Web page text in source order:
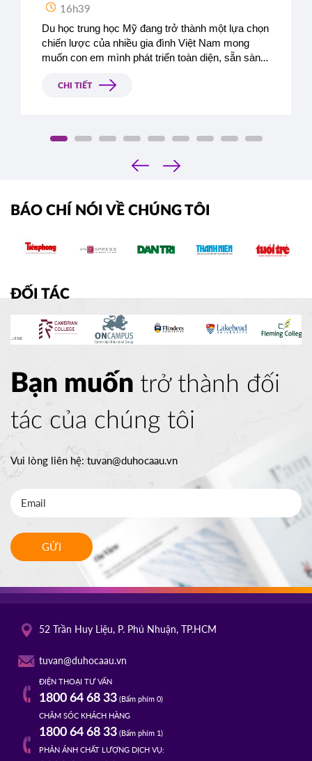
16h39
Du học trung học Mỹ đang trở thành một lựa chọn
chiến lược của nhiều gia đình Việt Nam mong
muốn con em mình phát triển toàn diện, sẵn sàng
đầu, môi trường học tập đa dạng và cơ hội định
CHI TIẾT
‹
›
BÁO CHÍ NÓI VỀ CHÚNG TÔI
ĐỐI TÁC
Bạn muốn trở thành đối
tác của chúng tôi
Vui lòng liên hệ:tuvan@duhocaau.vn
GỬI
52 Trần Huy Liệu, P. Phú Nhuận, TP.HCM
tuvan@duhocaau.vn
ĐIỆN THOẠI TƯ VẤN
1800 64 68 33(Bấm phím 0)
CHĂM SÓC KHÁCH HÀNG
1800 64 68 33(Bấm phím 1)
PHẢN ÁNH CHẤT LƯỢNG DỊCH VỤ: